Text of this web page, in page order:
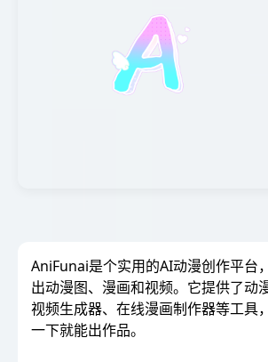
AniFunai是个实用的AI动漫创作平台
出动漫图、漫画和视频。它提供了动
视频生成器、在线漫画制作器等工具
一下就能出作品。